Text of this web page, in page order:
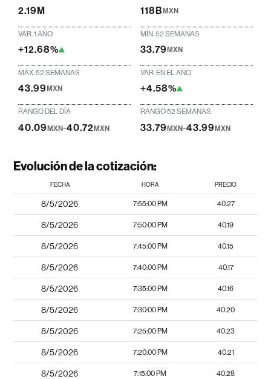
2.19M 118BMXN
VAR. 1 AÑO
+12.68%
MÍN. 52 SEMANAS
33.79MXN
MÁX. 52 SEMANAS
43.99MXN
VAR. EN EL AÑO
+4.58%
RANGO DEL DÍA
40.09MXN-40.72MXN
RANGO 52 SEMANAS
33.79 MXN-43.99 MXN
Evolución de la cotización:
FECHA HORA PRECIO
8/5/2026 7:55:00 PM 40.27
8/5/2026 7:50:00 PM 40.19
8/5/2026 7:45:00 PM 40.15
8/5/2026 7:40:00 PM 40.17
8/5/2026 7:35:00 PM 40.16
8/5/2026 7:30:00 PM 40.20
8/5/2026 7:25:00 PM 40.23
8/5/2026 7:20:00 PM 40.21
8/5/2026 7:15:00 PM 40.28